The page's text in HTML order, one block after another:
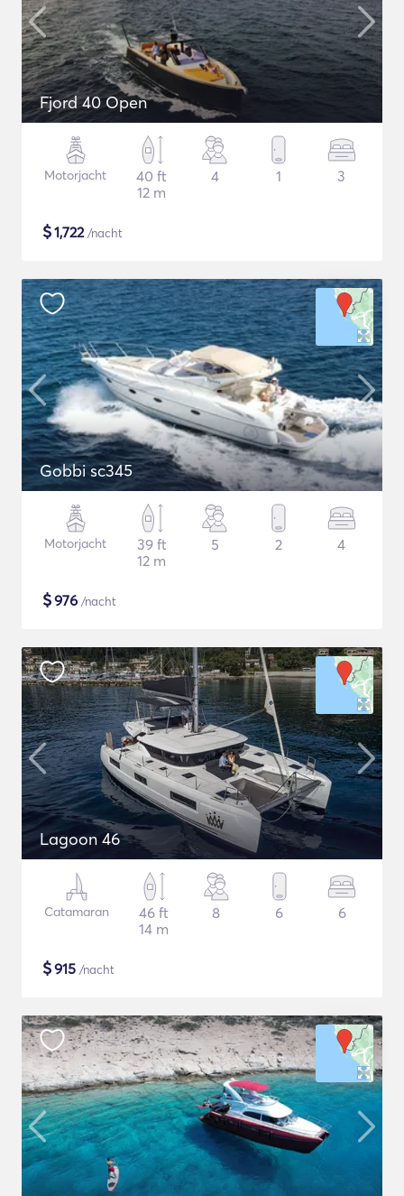
Fjord 40 Open
Motorjacht
40 ft
12 m
4 1 3
$1,722/nacht
Gobbi sc345
Motorjacht
39 ft
12 m
5 2 4
$976 /nacht
Lagoon 46
Catamaran
46 ft
14 m
8 6 6
$915 /nacht